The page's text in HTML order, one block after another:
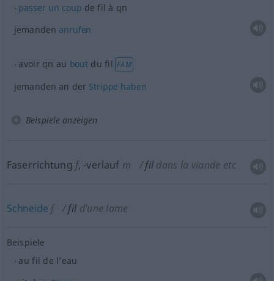
passer un coup de fil à qn
jemanden anrufen
avoirqn au bout du fil FAM
jemanden an der Strippe haben
Beispiele anzeigen
Faserrichtung f, -verlauf m fil dans la viande etc
Schneide f fil d’une lame
Beispiele
au fil de l’eau